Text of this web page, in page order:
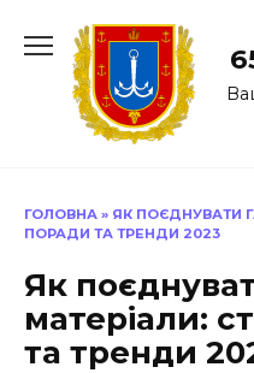
до
ГОЛОВНА » ЯК ПОЄДНУВАТИ
ПОРАДИ ТА ТРЕНДИ 2023
Як
матеріали:
та тренди